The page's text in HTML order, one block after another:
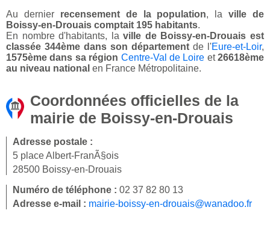
Au dernier recensement de la population, laville de
Boissy-en-Drouais comptait 195 habitants.
En nombre d'habitants, laville de Boissy-en-Drouais est
classée 344ème dans son département de l'Eure-et-Loir,
1575ème dans sa région Centre-Val de Loire et26618ème
au niveau national en France Métropolitaine.
Coordonnées officielles de la
mairie de Boissy-en-Drouais
Adresse postale :
5 place Albert-FranÃ§ois
28500 Boissy-en-Drouais
Numéro de téléphone : 02 37 82 80 13
Adresse e-mail : mairie-boissy-en-drouais@wanadoo.fr